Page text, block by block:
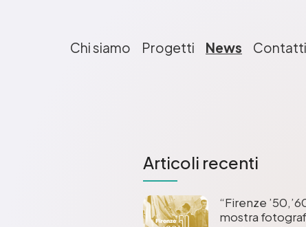
Chi siamo Progetti News Contatti
Articoli recenti
“Firenze
mostra